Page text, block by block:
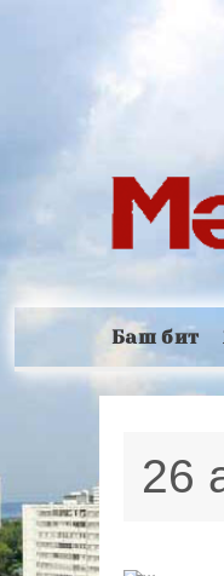
Баш бит
26